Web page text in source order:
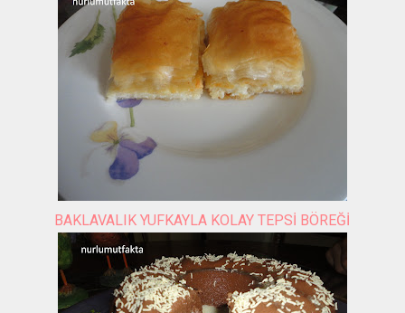
BAKLAVALIK YUFKAYLA KOLAY TEPSİ BÖREĞİ